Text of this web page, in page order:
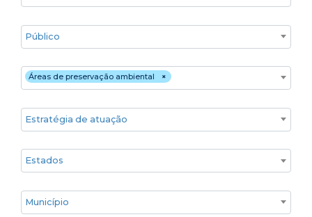
Público
Territórios ×
Áreas de preservação ambiental
Estratégia de atuação
Estado
Cidade